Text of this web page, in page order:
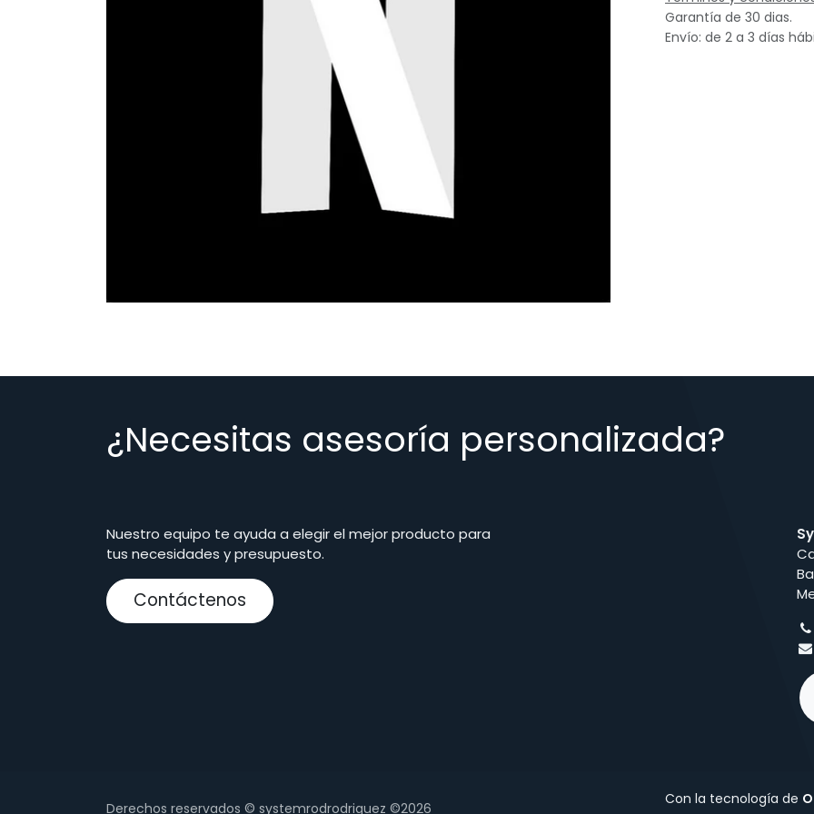
Garantía de 30 dias.
Envío: de 2 a 3 días
¿Necesitas asesoría personalizada?
Nuestro equipo te ayuda a elegir el mejor producto para
tus necesidades y presupuesto.
Contáctenos
Derechos reservados © systemrodrodriguez ©2026
Con la tecnología de